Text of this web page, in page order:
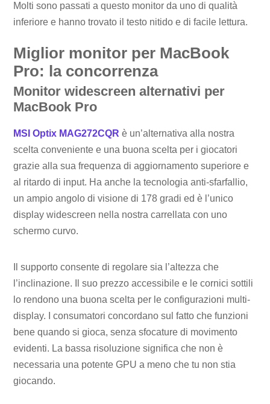
Molti sono passati a questo monitor da uno di qualità
inferiore e hanno trovato il testo nitido e di facile lettura.
Miglior monitor per MacBook
Pro: la concorrenza
Monitor widescreen alternativi per
MacBook Pro
MSI Optix MAG272CQR è un’alternativa alla nostra
scelta conveniente e una buona scelta per i giocatori
grazie alla sua frequenza di aggiornamento superiore e
al ritardo di input. Ha anche la tecnologia anti-sfarfallio,
un ampio angolo di visione di 178 gradi ed è l’unico
display widescreen nella nostra carrellata con uno
schermo curvo.
Il supporto consente di regolare sia l’altezza che
l’inclinazione. Il suo prezzo accessibile e le cornici sottili
lo rendono una buona scelta per le configurazioni multi-
display. I consumatori concordano sul fatto che funzioni
bene quando si gioca, senza sfocature di movimento
evidenti. La bassa risoluzione significa che non è
necessaria una potente GPU a meno che tu non stia
giocando.